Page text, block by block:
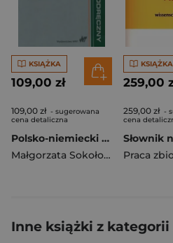
KSIĄŻKA
109,00 zł
109,00 zł - sugerowana
cena detaliczna
Polsko-niemiecki słownik budowlany
Małgorzata Sokołowska
KSIĄŻKA
259,00
259,00 zł -
cena
Praca
Inne książki z kategorii